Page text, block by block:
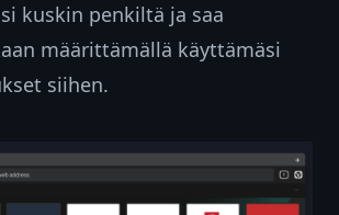
kuskin penkiltä ja saa
määrittämällä käyttämäsi
siihen.